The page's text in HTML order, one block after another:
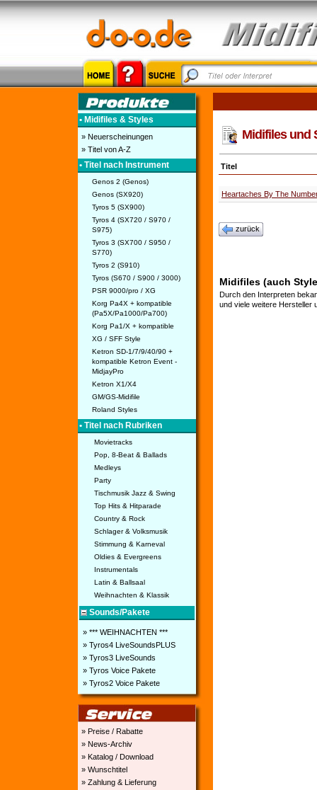
• Midifiles & Styles
» Neuerscheinungen
» Titel von A-Z
• Titel nach Instrument
Genos 2 (Genos)
Genos (SX920)
Tyros 5 (SX900)
Tyros 4 (SX720 / S970 /
S975)
Tyros 3 (SX700 / S950 /
S770)
Tyros 2 (S910)
Tyros (S670 / S900 / 3000)
PSR 9000/pro / XG
Korg Pa4X + kompatible
(Pa5X/Pa1000/Pa700)
Korg Pa1/X + kompatible
XG / SFF Style
Ketron SD-1/7/9/40/90 +
kompatible Ketron Event -
MidjayPro
Ketron X1/X4
GM/GS-Midifile
Roland Styles
• Titel nach Rubriken
Movietracks
Pop, 8-Beat & Ballads
Medleys
Party
Tischmusik Jazz & Swing
Top Hits & Hitparade
Country & Rock
Schlager & Volksmusik
Stimmung & Karneval
Oldies & Evergreens
Instrumentals
Latin & Ballsaal
Weihnachten & Klassik
Sounds/Pakete
» *** WEIHNACHTEN ***
» Tyros4 LiveSoundsPLUS
» Tyros3 LiveSounds
» Tyros Voice Pakete
» Tyros2 Voice Pakete
» Preise / Rabatte
» News-Archiv
» Katalog / Download
» Wunschtitel
» Zahlung & Lieferung
Midifiles und
Titel
Heartaches By The
zurück
Midifiles (auch
Durch den Interpreten
und viele weitere Hersteller